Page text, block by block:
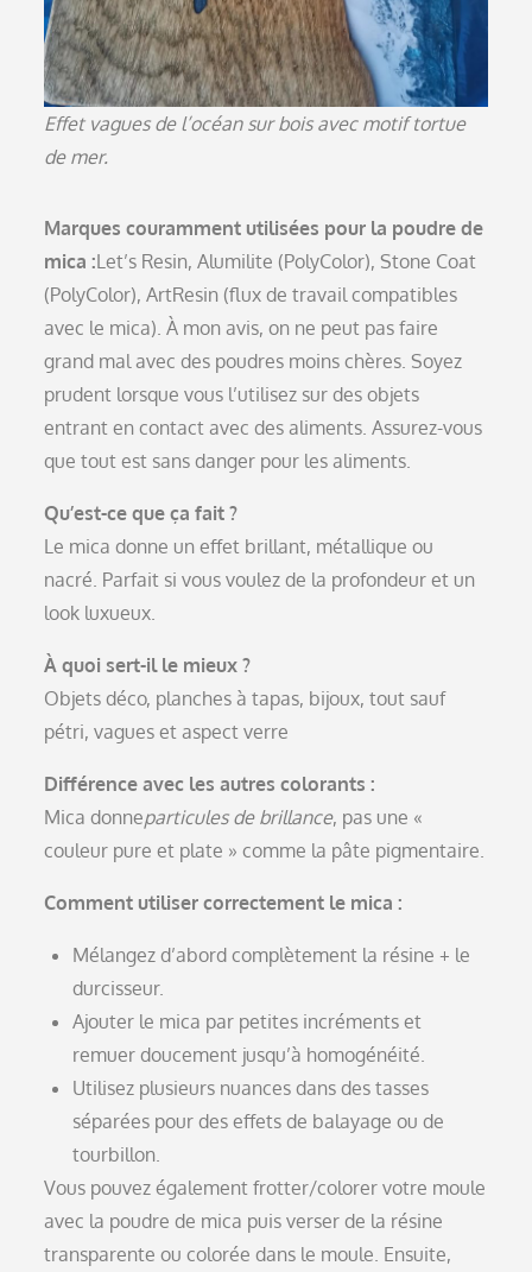
Effet vagues de l’océan sur bois avec motif tortue
de mer.
Marques couramment utilisées pour la poudre de
mica :Let’s Resin, Alumilite (PolyColor), Stone Coat
(PolyColor), ArtResin (flux de travail compatibles
avec le mica). À mon avis, on ne peut pas faire
grand mal avec des poudres moins chères. Soyez
prudent lorsque vous l’utilisez sur des objets
entrant en contact avec des aliments. Assurez-vous
que tout est sans danger pour les aliments.
Qu’est-ce que ça fait ?
Le mica donne un effet brillant, métallique ou
nacré. Parfait si vous voulez de la profondeur et un
look luxueux.
À quoi sert-il le mieux ?
Objets déco, planches à tapas, bijoux, tout sauf
pétri, vagues et aspect verre
Différence avec les autres colorants :
Mica donneparticules de brillance, pas une «
couleur pure et plate » comme la pâte pigmentaire.
Comment utiliser correctement le mica :
Mélangez d’abord complètement la résine + le
durcisseur.
Ajouter le mica par petites incréments et
remuer doucement jusqu’à homogénéité.
Utilisez plusieurs nuances dans des tasses
séparées pour des effets de balayage ou de
tourbillon.
Vous pouvez également frotter/colorer votre moule
avec la poudre de mica puis verser de la résine
transparente ou colorée dans le moule. Ensuite,